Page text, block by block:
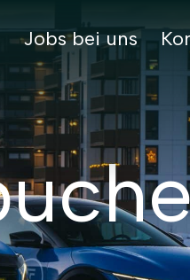
Jobs bei uns